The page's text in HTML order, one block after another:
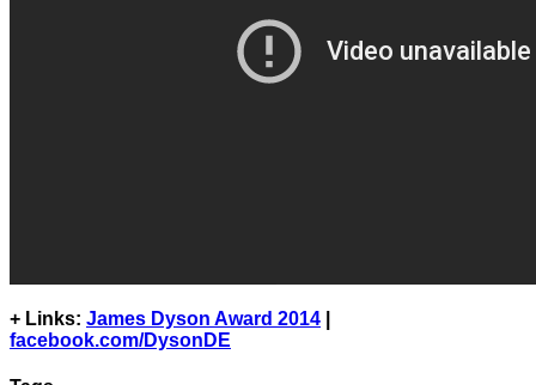
+ Links: James Dyson Award 2014
facebook.com/DysonDE